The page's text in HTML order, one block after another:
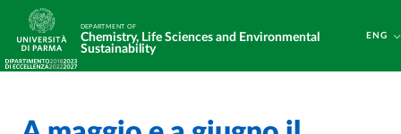
Skip to main content
Skip to footer
DEPARTMENT OF
Chemistry, Life Sciences and Environmental
Sustainability
ENG